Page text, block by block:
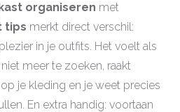
organiseren met
tips merkt direct verschil:
in je outfits. Het voelt als
meer te zoeken, raakt
je kleding en je weet precies
En extra handig: voortaan